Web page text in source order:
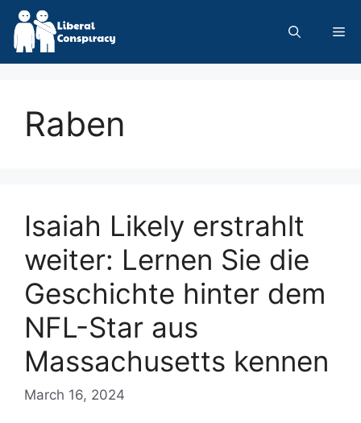
Skip
content
Raben
Isaiah Likely erstrahlt
weiter: Lernen Sie die
Geschichte hinter dem
NFL-Star aus
Massachusetts kennen
March 16, 2024